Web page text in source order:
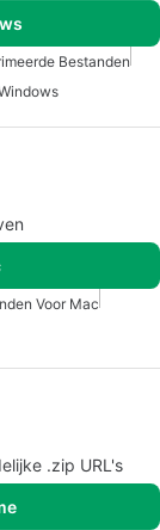
Bestanden
Voor Mac
.zip URL's